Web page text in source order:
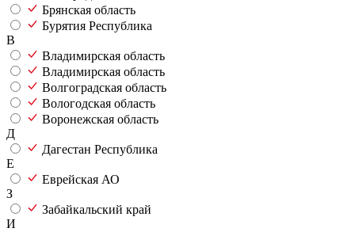
Брянская область
Бурятия Республика
В
Владимирская область
Владимирская область
Волгоградская область
Вологодская область
Воронежская область
Д
Дагестан Республика
Е
Еврейская АО
З
Забайкальский край
И